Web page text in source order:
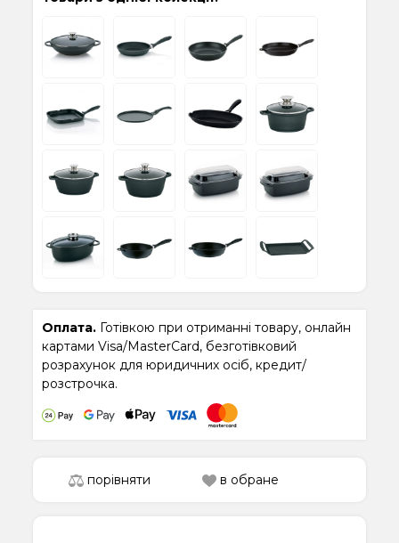
Оплата. Готівкою при отриманні товару, онлайн
картами Visa/MasterCard, безготівковий
розрахунок для юридичних осіб, кредит/
розстрочка.
порівняти в обране